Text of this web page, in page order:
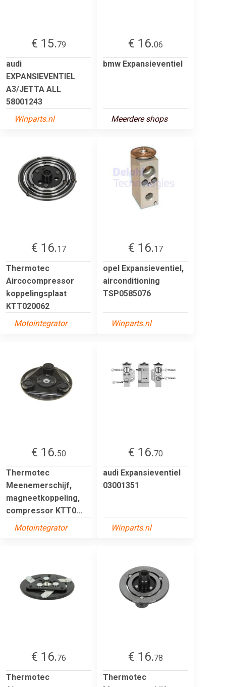
€ 15.79
audi
EXPANSIEVENTIEL
A3/JETTA ALL
58001243
Winparts.nl
€ 16.06
bmw Expansieventiel
Meerdere shops
€ 16.17
Thermotec
Aircocompressor
koppelingsplaat
KTT020062
Motointegrator
€ 16.17
opel Expansieventiel,
airconditioning
TSP0585076
Winparts.nl
€ 16.50
Thermotec
Meenemerschijf,
magneetkoppeling,
compressor KTT0...
Motointegrator
€ 16.70
audi Expansieventiel
03001351
Winparts.nl
€ 16.76
Thermotec
€ 16.78
Thermotec